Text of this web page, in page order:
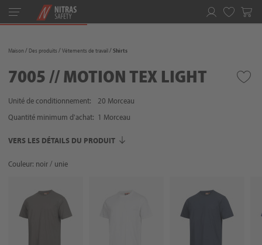
Toggle
navigation
Maison Des produits Vêtements de travail Shirts
7005 // MOTION TEX LIGHT
Unité de conditionnement:
20 Morceau
Quantité minimum d'achat: 1 Morceau
VERS LES DÉTAILS DU PRODUIT
Couleur: noir / unie